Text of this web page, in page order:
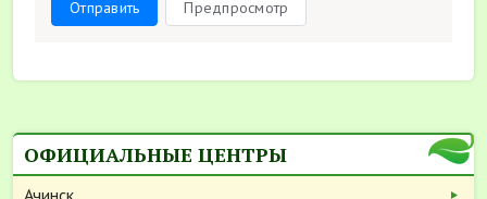
Отправить Предпросмотр
ОФИЦИАЛЬНЫЕ ЦЕНТРЫ
Ачинск